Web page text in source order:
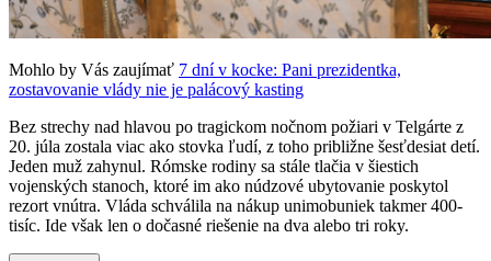
Mohlo by Vás zaujímať 7 dní v kocke: Pani prezidentka,
zostavovanie vlády nie je palácový kasting
Bez strechy nad hlavou po tragickom nočnom požiari v Telgárte z
20. júla zostala viac ako stovka ľudí, z toho približne šesťdesiat detí.
Jeden muž zahynul. Rómske rodiny sa stále tlačia v šiestich
vojenských stanoch, ktoré im ako núdzové ubytovanie poskytol
rezort vnútra. Vláda schválila na nákup unimobuniek takmer 400-
tisíc. Ide však len o dočasné riešenie na dva alebo tri roky.